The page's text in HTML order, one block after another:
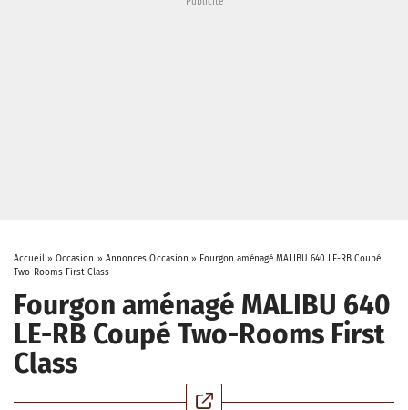
Accueil» Occasion » Annonces Occasion » Fourgon aménagé MALIBU 640 LE-RB Coupé
Two-Rooms First Class
Fourgon aménagé MALIBU 640
LE-RB Coupé Two-Rooms First
Class